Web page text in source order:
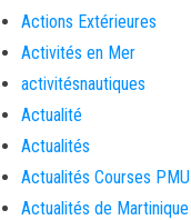
Actions Extérieures
Activités en Mer
activitésnautiques
Actualité
Actualités
Actualités Courses PMU
Actualités de Martinique